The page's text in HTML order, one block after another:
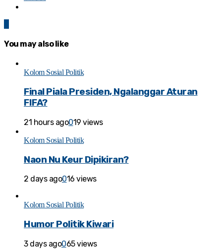
You may also like
Kolom Sosial Politik
Final Piala Presiden, Ngalanggar Aturan
FIFA?
21 hours ago019 views
Kolom Sosial Politik
Naon Nu Keur Dipikiran?
2 days ago016 views
Kolom Sosial Politik
Humor Politik Kiwari
3 days ago065 views